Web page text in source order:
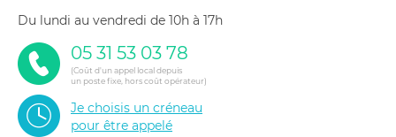
du lundi au vendredi de 10h à 17h
05 31 53 03 78
(Coût d'un appel local depuis
un poste fixe, hors coût opérateur)
Je choisis un créneau
pour être appelé